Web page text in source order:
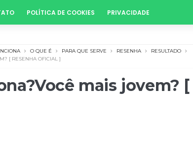
POLÍTICA DE COOKIES PRIVACIDADE
O QUE É PARA QUE SERVE RESENHA
RESULTADO
[ RESENHA OFICIAL ]
mais jovem? [